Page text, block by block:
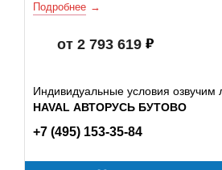
Подробнее
от 2 793 619
Индивидуальные условия озвучим
HAVAL АВТОРУСЬ БУТОВО
+7 (495) 153-35-84